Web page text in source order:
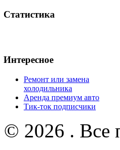
Статистика
Интересное
Ремонт или замена
холодильника
Аренда премиум авто
Тик-ток подписчики
© 2026 . Все